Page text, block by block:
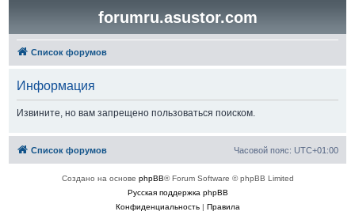
forumru.asustor.com
Список форумов
Информация
Извините, но вам запрещено пользоваться поиском.
Список форумов Часовой пояс: UTC+01:00
Создано на основе phpBB® Forum Software © phpBB Limited
Русская поддержка phpBB
Конфиденциальность| Правила